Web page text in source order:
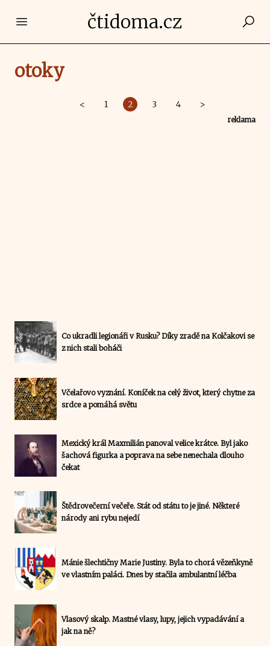
Open main menučtidoma.cz
otoky
< 1 2 3 4 >
reklama
Co ukradli legionáři v Rusku? Díky zradě na Kolčakovi se
z nich stali boháči
Včelařovo vyznání. Koníček na celý život, který chytne za
srdce a pomáhá světu
Mexický král Maxmilián panoval velice krátce. Byl jako
šachová figurka a poprava na sebe nenechala dlouho
čekat
Štědrovečerní večeře. Stát od státu to je jiné. Některé
národy ani rybu nejedí
Mánie šlechtičny Marie Justiny. Byla to chorá vězeňkyně
ve vlastním paláci. Dnes by stačila ambulantní léčba
Vlasový skalp. Mastné vlasy, lupy, jejich vypadávání a
jak na ně?